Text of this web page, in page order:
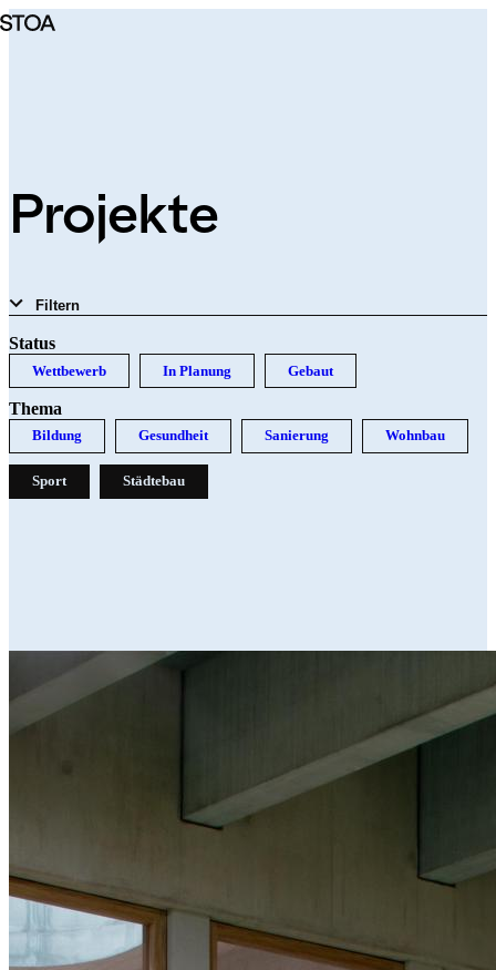
Direkt
Projekte
Filtern
Status
Wettbewerb In Planung Gebaut
Thema
Bildung Gesundheit Sanierung Wohnbau
Sport Städtebau